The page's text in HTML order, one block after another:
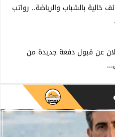
خالية بالشباب والرياضة.. رواتب
عن قبول دفعة جديدة من